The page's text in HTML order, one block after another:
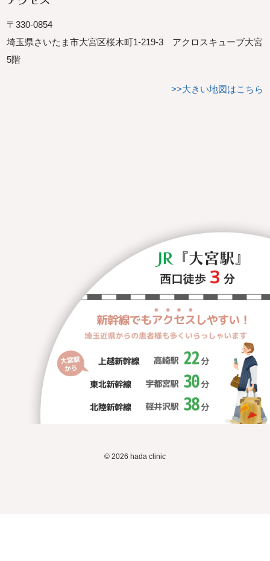
〒330-0854
埼玉県さいたま市大宮区桜木町1-219-3 アクロスキューブ大宮
5階
>>大きい地図はこちら
© 2026 hada clinic